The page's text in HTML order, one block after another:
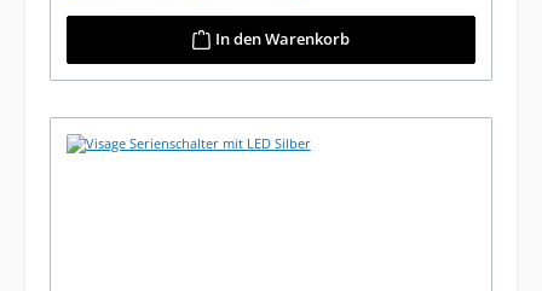
In den Warenkorb